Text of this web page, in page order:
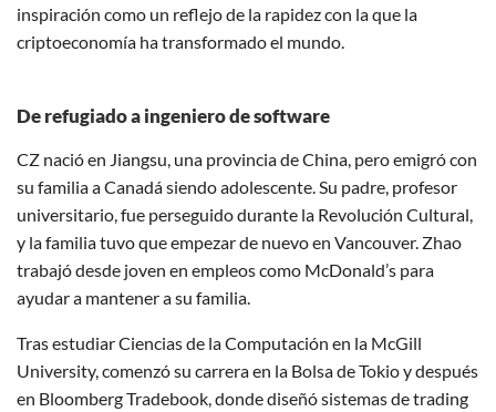
inspiración como un reflejo de la rapidez con la que la
criptoeconomía ha transformado el mundo.
De refugiado a ingeniero de software
CZ nació en Jiangsu, una provincia de China, pero emigró con
su familia a Canadá siendo adolescente. Su padre, profesor
universitario, fue perseguido durante la Revolución Cultural,
y la familia tuvo que empezar de nuevo en Vancouver. Zhao
trabajó desde joven en empleos como McDonald’s para
ayudar a mantener a su familia.
Tras estudiar Ciencias de la Computación en la McGill
University, comenzó su carrera en la Bolsa de Tokio y después
en Bloomberg Tradebook, donde diseñó sistemas de trading